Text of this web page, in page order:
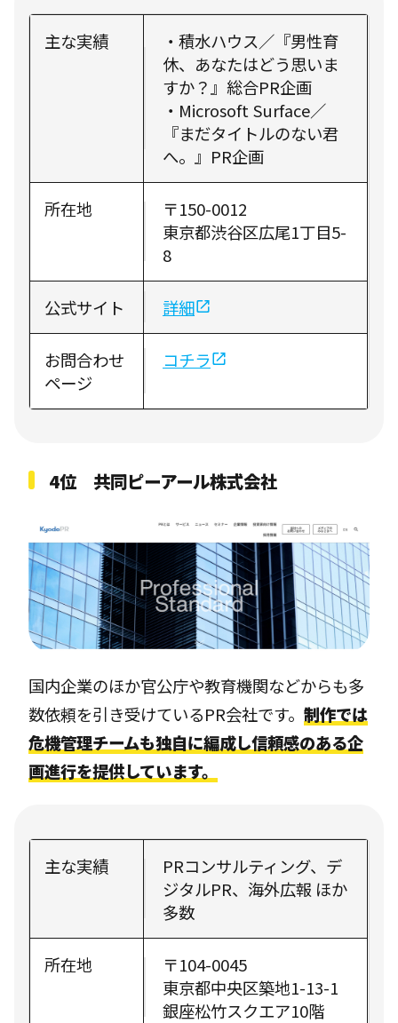
主な実績
・積水ハウス／『男性育
休、あなたはどう思いま
すか？』総合PR企画
・Microsoft Surface／
『まだタイトルのない君
へ。』PR企画
所在地
〒150-0012
東京都渋谷区広尾1丁目5-
8
公式サイト 詳細
お問合わせ
ページ
コチラ
4位 共同ピーアール株式会社
国内企業のほか官公庁や教育機関などからも多
数依頼を引き受けているPR会社です。制作では
危機管理チームも独自に編成し信頼感のある企
画進行を提供しています。
主な実績
PRコンサルティング、デ
ジタルPR、海外広報 ほか
多数
所在地
〒104-0045
東京都中央区築地1-13-1
銀座松竹スクエア10階